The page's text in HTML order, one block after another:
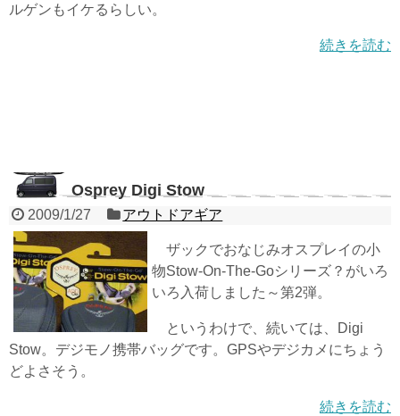
ルゲンもイケるらしい。
続きを読む
Osprey Digi Stow
2009/1/27 アウトドアギア
ザックでおなじみオスプレイの小
物Stow-On-The-Goシリーズ？がいろ
いろ入荷しました～第2弾。
というわけで、続いては、Digi
Stow。デジモノ携帯バッグです。GPSやデジカメにちょう
どよさそう。
続きを読む